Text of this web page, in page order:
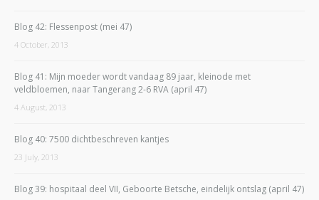
Blog 42: Flessenpost (mei 47)
4 October, 2013
Blog 41: Mijn moeder wordt vandaag 89 jaar, kleinode met
veldbloemen, naar Tangerang 2-6 RVA (april 47)
4 August, 2013
Blog 40: 7500 dichtbeschreven kantjes
23 July, 2013
Blog 39: hospitaal deel VII, Geboorte Betsche, eindelijk ontslag (april 47)